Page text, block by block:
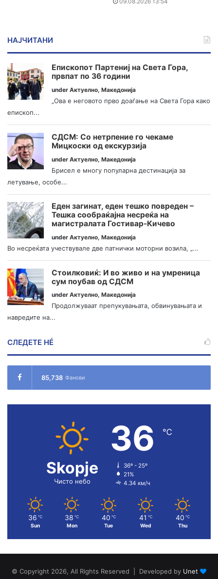
НАЈЧИТАНИ
Епископот Партениј на Света Гора,
првпат по 36 години
under Актуелно, Македонија
„Ова е неговото прво доаѓање на Света Гора како
епископ...
СДСМ: Со нетрпение го чекаме
Мицкоски од екскурзија
under Актуелно, Македонија
Брисел е многу популарна дестинација за
летување, особе...
Еден загинат, еден тешко повреден –
Тешка сообраќајна несреќа на
магистралата Гостивар-Кичево
under Актуелно, Македонија
Во несреќата учествувале две патнички моторни возила, „...
Стоилковиќ: И во живо и на умреница
сум поубав од СДСМ
under Актуелно, Македонија
Продолжуваат препукувањата, обвинувањата и
навредите на...
СЛЕДЕТЕ НÉ
85,738 Фанови
Skopje
Чисто небо
36 ℃
36º - 25º
21%
4.34 км/ч
36 ℃
Sun
38 ℃
Mon
40 ℃
Tue
41 ℃
Wed
40 ℃
Thu
© Copyright 2026, All Rights Reserved | Developed by Unet